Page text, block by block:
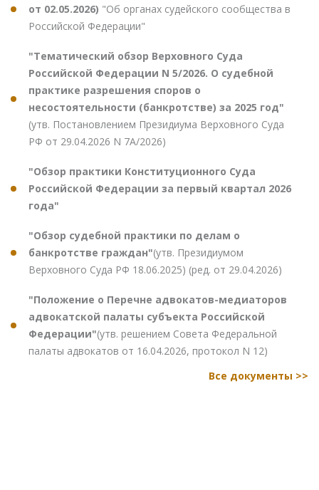
от 02.05.2026) "Об органах судейского сообщества в
Российской Федерации"
"Тематический обзор Верховного Суда
Российской Федерации N 5/2026. О судебной
практике разрешения споров о
несостоятельности (банкротстве) за 2025 год"
(утв. Постановлением Президиума Верховного Суда
РФ от 29.04.2026 N 7А/2026)
"Обзор практики Конституционного Суда
Российской Федерации за первый квартал 2026
года"
"Обзор судебной практики по делам о
банкротстве граждан"(утв. Президиумом
Верховного Суда РФ 18.06.2025) (ред. от 29.04.2026)
"Положение о Перечне адвокатов-медиаторов
адвокатской палаты субъекта Российской
Федерации"(утв. решением Совета Федеральной
палаты адвокатов от 16.04.2026, протокол N 12)
Все документы >>